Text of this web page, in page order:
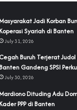
Jadi Korban
Syariah di Banten
July 31, 2026
Cegah Buruh Terjerat Judol
Gandeng SPSI
July 30, 2026
Dituding Adu
PPP di Banten